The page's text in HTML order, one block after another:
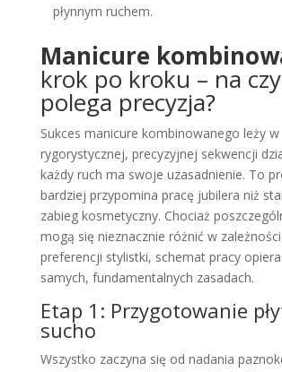
płynnym ruchem.
Manicure
krok po kroku – na
polega precyzja?
Sukces manicure kombinowanego leży w
rygorystycznej, precyzyjnej sekwencji
każdy ruch ma swoje uzasadnienie. To
bardziej przypomina pracę jubilera niż
zabieg kosmetyczny. Chociaż
mogą się nieznacznie różnić w
preferencji stylistki, schemat pracy
samych, fundamentalnych zasadach.
Etap 1: Przygotowanie
sucho
Wszystko zaczyna się od nadania